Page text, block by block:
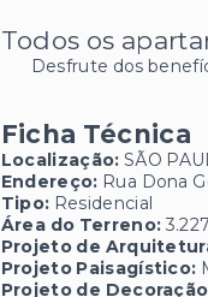
Todos os
Desfrute dos
Ficha Técnica
Localização: SÃO
Endereço: Rua Dona
Tipo: Residencial
Área do Terreno:
Projeto de
Projeto Paisagístico:
Projeto de